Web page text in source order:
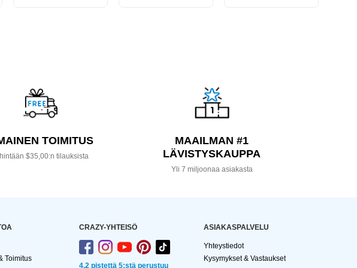
TOIMITUS
$35,00:n tilauksista
MAAILMAN #1
LÄVISTYSKAUPPA
Yli 7 miljoonaa asiakasta
Toimitus
CRAZY-YHTEISÖ
4,2 pistettä 5:stä perustuu
ASIAKASPALVELU
Yhteystiedot
Kysymykset & Vastaukset